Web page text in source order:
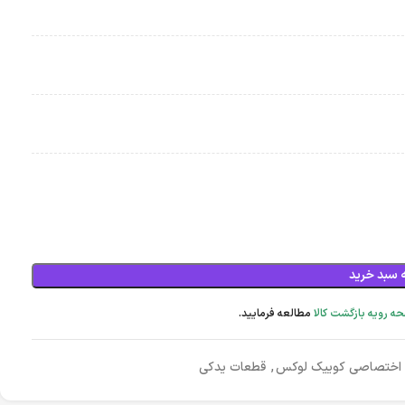
سبد خرید
رویه بازگشت کالا مطالعه فرمایید.
اختصاصی کوییک لوکس, قطعات یدکی